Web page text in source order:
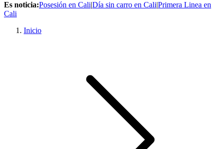
Es noticia:Posesión en Cali|Día sin carro en Cali|Primera Linea en
Cali
Inicio